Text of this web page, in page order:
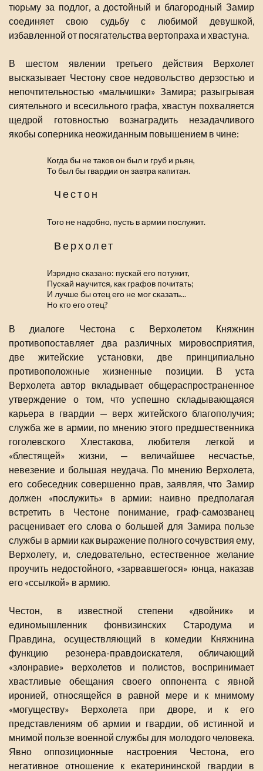
тюрьму за подлог, а достойный и благородный Замир
соединяет свою судьбу с любимой девушкой,
избавленной от посягательства вертопраха и хвастуна.
В шестом явлении третьего действия Верхолет
высказывает Честону свое недовольство дерзостью и
непочтительностью «мальчишки» Замира; разыгрывая
сиятельного и всесильного графа, хвастун похваляется
щедрой готовностью вознаградить незадачливого
якобы соперника неожиданным повышением в чине:
Когда бы не таков он был и груб и рьян,
То был бы гвардии он завтра капитан.
Честон
Того не надобно, пусть в армии послужит.
Верхолет
Изрядно сказано: пускай его потужит,
Пускай научится, как графов почитать;
И лучше бы отец его не мог сказать...
Но кто его отец?
В диалоге Честона с Верхолетом Княжнин
противопоставляет два различных мировосприятия,
две житейские установки, две принципиально
противоположные жизненные позиции. В уста
Верхолета автор вкладывает общераспространенное
утверждение о том, что успешно складывающаяся
карьера в гвардии — верх житейского благополучия;
служба же в армии, по мнению этого предшественника
гоголевского Хлестакова, любителя легкой и
«блестящей» жизни, — величайшее несчастье,
невезение и большая неудача. По мнению Верхолета,
его собеседник совершенно прав, заявляя, что Замир
должен «послужить» в армии: наивно предполагая
встретить в Честоне понимание, граф-самозванец
расценивает его слова о большей для Замира пользе
службы в армии как выражение полного сочувствия ему,
Верхолету, и, следовательно, естественное желание
проучить недостойного, «зарвавшегося» юнца, наказав
его «ссылкой» в армию.
Честон, в известной степени «двойник» и
единомышленник фонвизинских Стародума и
Правдина, осуществляющий в комедии Княжнина
функцию резонера-правдоискателя, обличающий
«злонравие» верхолетов и полистов, воспринимает
хвастливые обещания своего оппонента с явной
иронией, относящейся в равной мере и к мнимому
«могуществу» Верхолета при дворе, и к его
представлениям об армии и гвардии, об истинной и
мнимой пользе военной службы для молодого человека.
Явно оппозиционные настроения Честона, его
негативное отношение к екатерининской гвардии в